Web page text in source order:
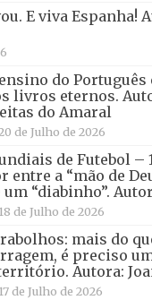
E viva Espanha!
do Português
livros eternos.
do Amaral
de Julho de 2026
de Futebol –
entre a “mão de
um “diabinho”.
18 de Julho de 2026
mais do
é preciso
Autora:
17 de Julho de 2026